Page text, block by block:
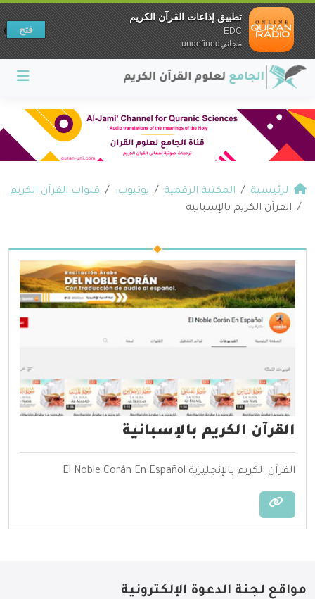
الرئيسية المكتبة الرقمية يوتيوب:
قنوات القرآن الكريم
القرآن الكريم بالإسبانية
القرآن الكريم بالإسبانية
القرآن الكريم بالإنجليزية El Noble Corán En Español
مواقع لجنة الدعوة الإلكترونية
تطبيق إذاعات القرآن الكريم
EDC
مجانيundefined
فتح